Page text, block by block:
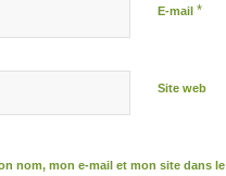
E-mail *
Site web
nom, mon e-mail et mon site dans le